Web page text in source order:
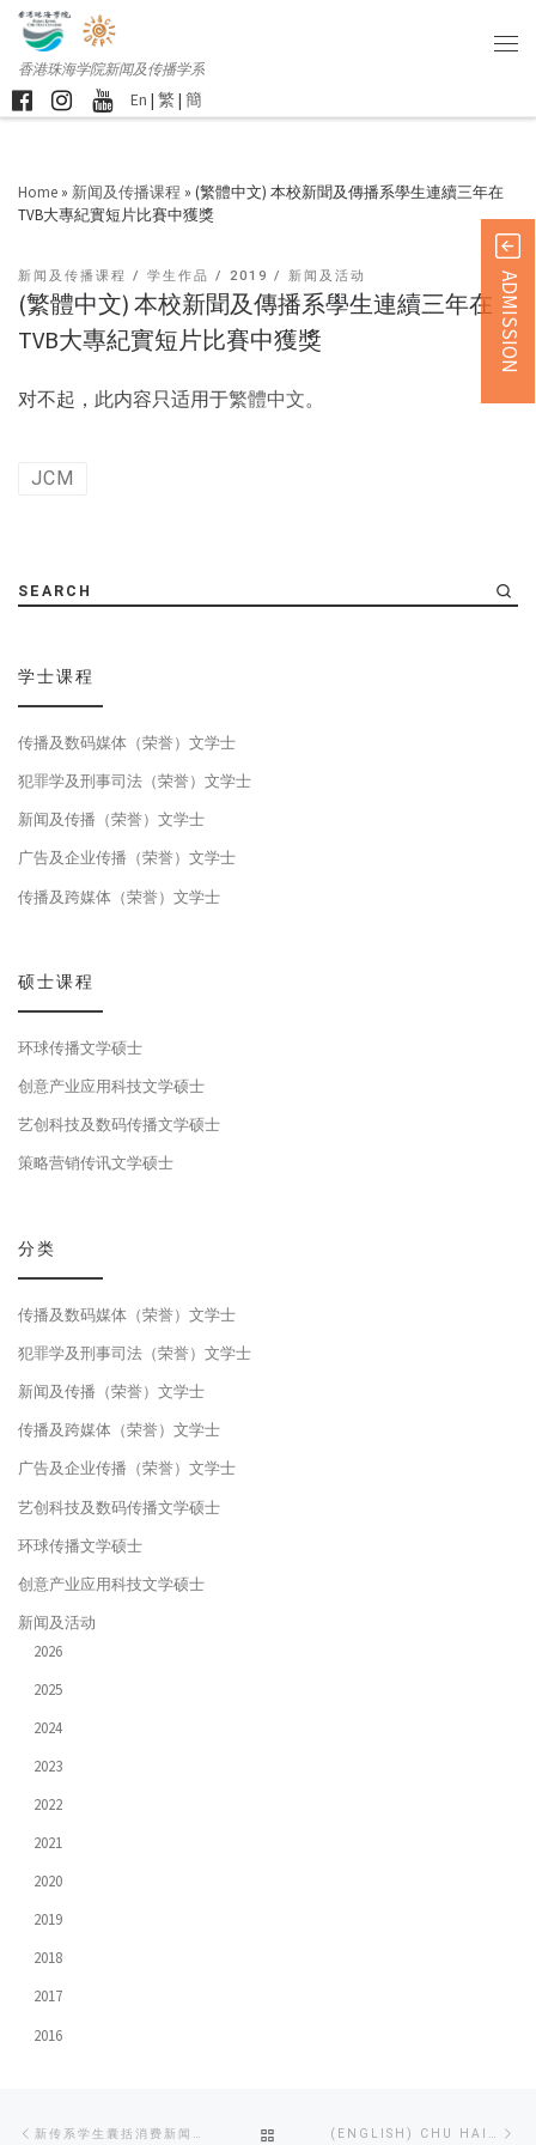
香港珠海学院新闻及传播学系
En | 繁 | 簡
Home » 新闻及传播课程 » (繁體中文) 本校新聞及傳播系學生連續三年在
TVB大專紀實短片比賽中獲獎
新闻及传播课程 学生作品 2019 新闻及活动
(繁體中文) 本校新聞及傳播系學生連續三年在
TVB大專紀實短片比賽中獲獎
对不起，此内容只适用于繁體中文。
JCM
SEARCH
学士课程
传播及数码媒体（荣誉）文学士
犯罪学及刑事司法（荣誉）文学士
新闻及传播（荣誉）文学士
广告及企业传播（荣誉）文学士
传播及跨媒体（荣誉）文学士
硕士课程
环球传播文学硕士
创意产业应用科技文学硕士
艺创科技及数码传播文学硕士
策略营销传讯文学硕士
分类
传播及数码媒体（荣誉）文学士
犯罪学及刑事司法（荣誉）文学士
新闻及传播（荣誉）文学士
传播及跨媒体（荣誉）文学士
广告及企业传播（荣誉）文学士
艺创科技及数码传播文学硕士
环球传播文学硕士
创意产业应用科技文学硕士
新闻及活动
2026
2025
2024
2023
2022
2021
2020
2019
2018
2017
2016
ADMISSION